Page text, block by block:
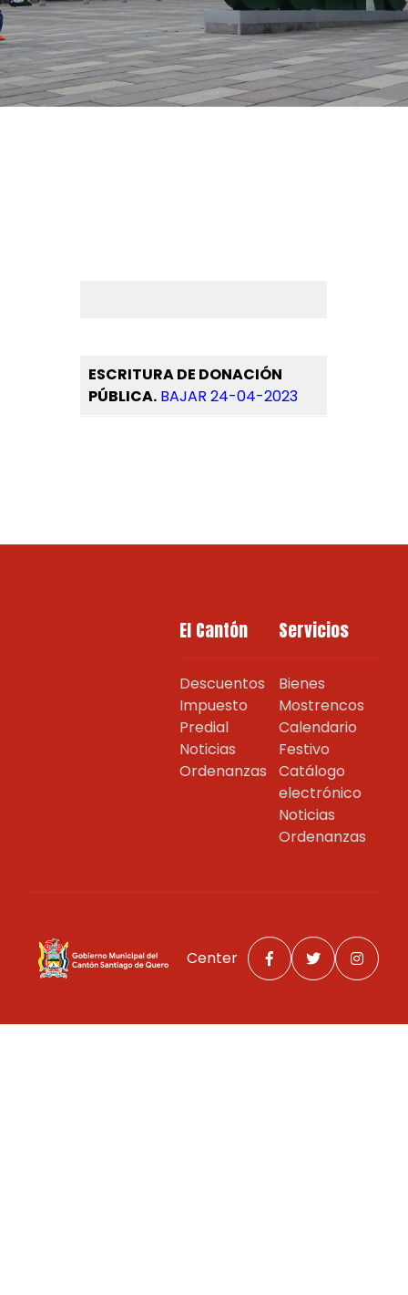
ESCRITURA DE DONACIÓN
PÚBLICA. BAJAR 24-04-2023
El Cantón
Descuentos
Impuesto
Predial
Noticias
Ordenanzas
Servicios
Bienes
Mostrencos
Calendario
Festivo
Catálogo
electrónico
Noticias
Ordenanzas
Center